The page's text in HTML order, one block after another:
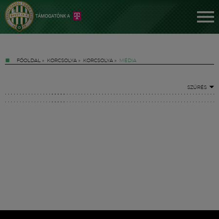
FŐOLDAL » KORCSOLYA » KORCSOLYA » MÉDIA
SZŰRÉS